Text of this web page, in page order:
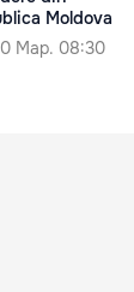
Moldova
Мар. 08:30